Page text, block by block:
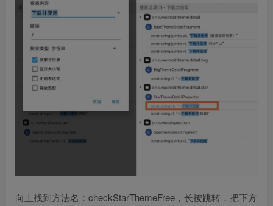
向上找到方法名：checkStarThemeFree，长按跳转，把下方